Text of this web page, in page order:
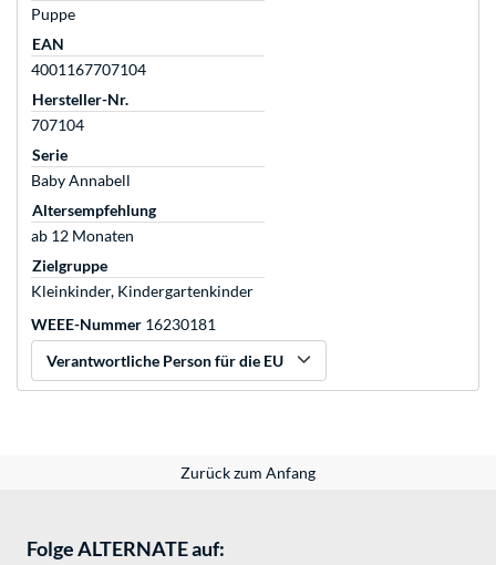
Puppe
EAN
4001167707104
Hersteller-Nr.
707104
Serie
Baby Annabell
Altersempfehlung
ab 12 Monaten
Zielgruppe
Kleinkinder, Kindergartenkinder
WEEE-Nummer 16230181
Verantwortliche Person für die EU
Zurück zum Anfang
Folge ALTERNATE auf: